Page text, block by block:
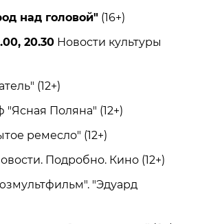
над головой" (16+)
20.30 Новости культуры
(12+)
"Ясная Поляна" (12+)
ремесло" (12+)
Подробно. Кино (12+)
"Эдуард